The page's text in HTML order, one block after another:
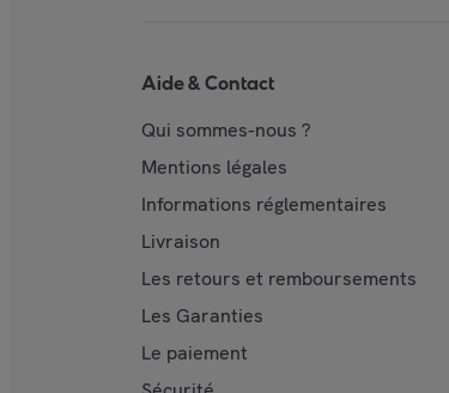
Aide & Contact
Qui sommes-nous ?
Mentions légales
Informations réglementaires
Livraison
Les retours et remboursements
Les Garanties
Le paiement